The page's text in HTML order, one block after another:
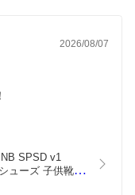
2026/08/07
SPSD v1
ューズ 子供靴